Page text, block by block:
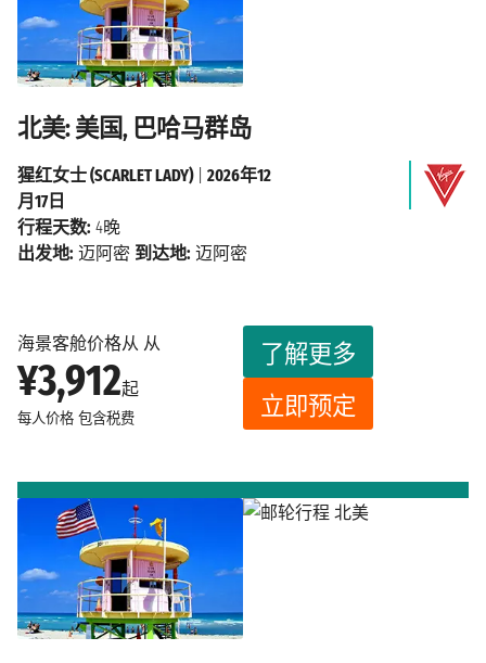
北美: 美国, 巴哈马群岛
海景客舱价格从 从
¥3,912起
每人价格 包含税费
了解更多
立即预定
猩红女士 (SCARLET LADY)| 2026年12
月17日
行程天数: 4晚
出发地: 迈阿密 到达地: 迈阿密